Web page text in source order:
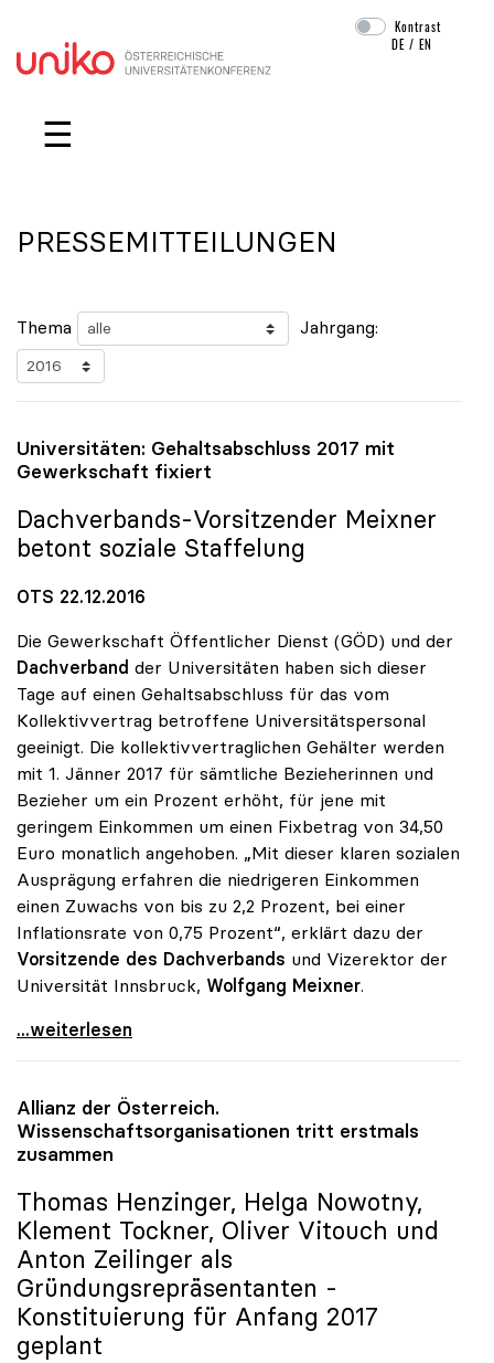
Navigation überspringen
Kontrast
DE /EN
☰
PRESSEMITTEILUNGEN
Thema Jahrgang:
Universitäten: Gehaltsabschluss 2017 mit
Gewerkschaft fixiert
Dachverbands-Vorsitzender Meixner
betont soziale Staffelung
OTS 22.12.2016
Die Gewerkschaft Öffentlicher Dienst (GÖD) und der
Dachverband der Universitäten haben sich dieser
Tage auf einen Gehaltsabschluss für das vom
Kollektivvertrag betroffene Universitätspersonal
geeinigt. Die kollektivvertraglichen Gehälter werden
mit 1. Jänner 2017 für sämtliche Bezieherinnen und
Bezieher um ein Prozent erhöht, für jene mit
geringem Einkommen um einen Fixbetrag von 34,50
Euro monatlich angehoben. „Mit dieser klaren sozialen
Ausprägung erfahren die niedrigeren Einkommen
einen Zuwachs von bis zu 2,2 Prozent, bei einer
Inflationsrate von 0,75 Prozent“, erklärt dazu der
Vorsitzende des Dachverbands und Vizerektor der
Universität Innsbruck, Wolfgang Meixner.
Universitäten: Gehaltsabschluss 2017 mit
...weiterlesen
Allianz der Österreich.
Wissenschaftsorganisationen tritt erstmals
zusammen
Thomas Henzinger, Helga Nowotny,
Klement Tockner, Oliver Vitouch und
Anton Zeilinger als
Gründungsrepräsentanten -
Konstituierung für Anfang 2017
geplant